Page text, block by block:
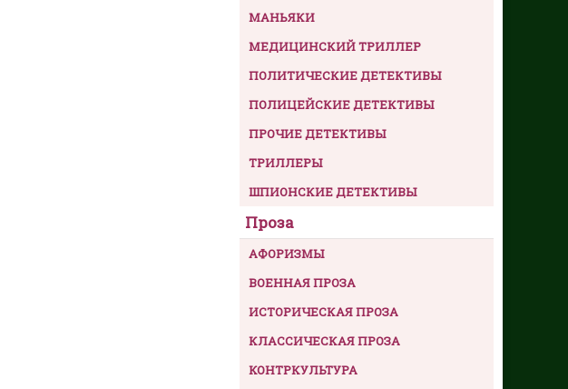
МАНЬЯКИ
МЕДИЦИНСКИЙ ТРИЛЛЕР
ПОЛИТИЧЕСКИЕ ДЕТЕКТИВЫ
ПОЛИЦЕЙСКИЕ ДЕТЕКТИВЫ
ПРОЧИЕ ДЕТЕКТИВЫ
ТРИЛЛЕРЫ
ШПИОНСКИЕ ДЕТЕКТИВЫ
Проза
АФОРИЗМЫ
ВОЕННАЯ ПРОЗА
ИСТОРИЧЕСКАЯ ПРОЗА
КЛАССИЧЕСКАЯ ПРОЗА
КОНТРКУЛЬТУРА